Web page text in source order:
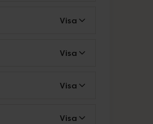
Visa
Visa
Visa
Visa